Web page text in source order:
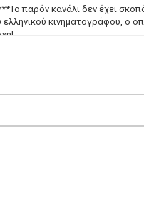
κανάλι δεν έχει σκοπό
κινηματογράφου, ο
και, για να ξεφύγει απ’ τη
γάλλος γιατρός. Η
τους συζύγους τους στο
θεάματος ενός στριπτίζ,